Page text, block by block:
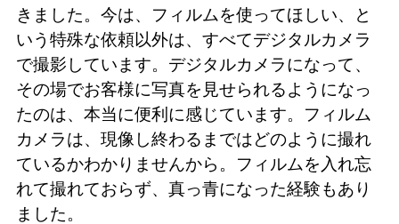
きました。今は、フィルムを使ってほしい、と
いう特殊な依頼以外は、すべてデジタルカメラ
で撮影しています。デジタルカメラになって、
その場でお客様に写真を見せられるようになっ
たのは、本当に便利に感じています。フィルム
カメラは、現像し終わるまではどのように撮れ
ているかわかりませんから。フィルムを入れ忘
れて撮れておらず、真っ青になった経験もあり
ました。